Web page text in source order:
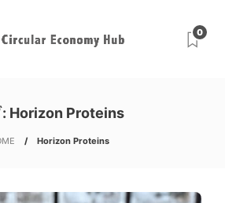
0
Horizon Proteins
Horizon Proteins